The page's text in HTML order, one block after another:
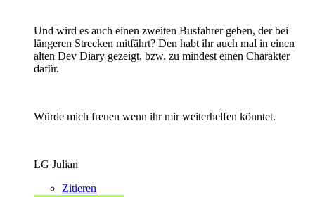
Und wird es auch einen zweiten Busfahrer geben, der bei
längeren Strecken mitfährt? Den habt ihr auch mal in einen
alten Dev Diary gezeigt, bzw. zu mindest einen Charakter
dafür.
Würde mich freuen wenn ihr mir weiterhelfen könntet.
LG Julian
Zitieren